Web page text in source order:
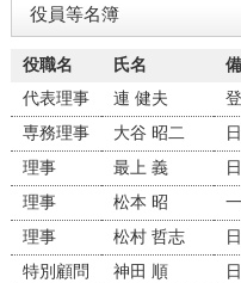
役員等名簿
役職名 氏名
代表理事
連 健夫
専務理事
大谷 昭二
理事
最上 義
理事
松本 昭
理事
松村 哲志
特別顧問
神田 順